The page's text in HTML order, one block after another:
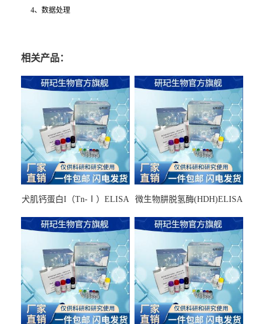
4、数据处理
相关产品：
犬肌钙蛋白I（Tn-Ⅰ）ELISA
微生物肼脱氢酶(HDH)ELISA